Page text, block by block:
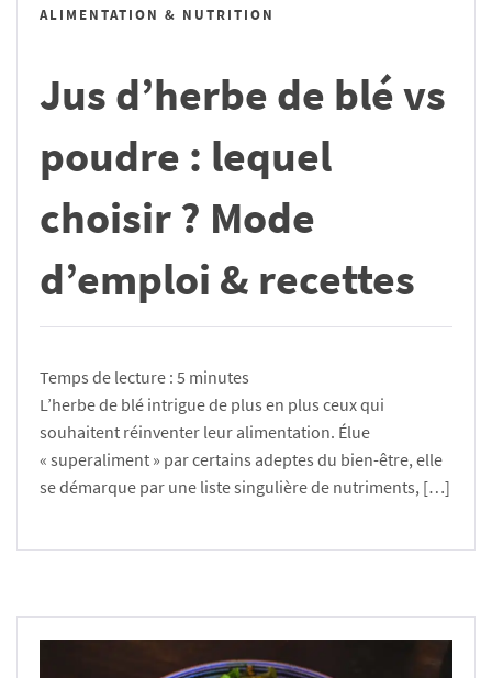
ALIMENTATION & NUTRITION
Jus d’herbe de blé vs
poudre : lequel
choisir ? Mode
d’emploi & recettes
Temps de lecture : 5 minutes
L’herbe de blé intrigue de plus en plus ceux qui
souhaitent réinventer leur alimentation. Élue
« superaliment » par certains adeptes du bien-être, elle
se démarque par une liste singulière de nutriments, […]